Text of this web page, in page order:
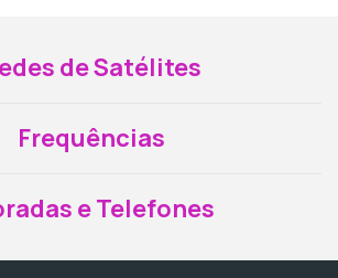
de Satélites
Frequências
e Telefones